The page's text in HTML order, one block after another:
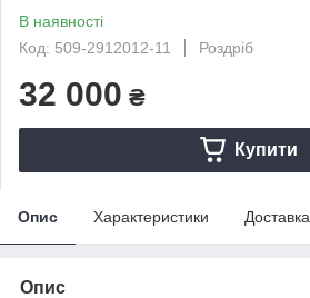
В наявності
Код: 509-2912012-11
Роздріб
32 000 ₴
Купити
Опис Характеристики Доставка
Опис